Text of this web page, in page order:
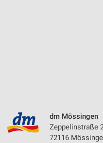
dm Mössingen
Zeppelinstraße
72116